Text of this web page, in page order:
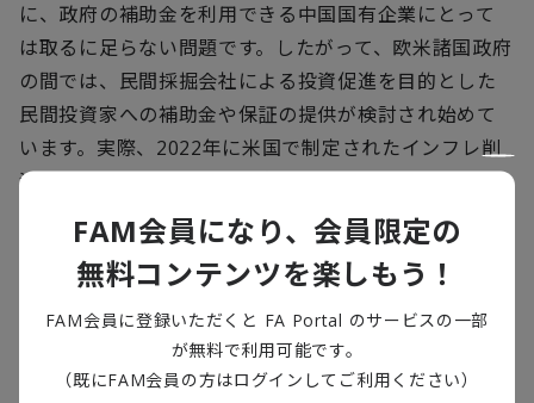
に、政府の補助金を利用できる中国国有企業にとって
は取るに足らない問題です。したがって、欧米諸国政府
の間では、民間採掘会社による投資促進を目的とした
民間投資家への補助金や保証の提供が検討され始めて
います。実際、2022年に米国で制定されたインフレ削
減法はこの問題への対抗を意図しています。
近年の鉱物資源への投資は好調で、IEAビロル事務局長
は「主要鉱物資源の入手可能性に対する懸念は2年前よ
り後退している」と述べていますが、2022年において
中国企業の鉱物資源投資が倍増したのに対し、主要な
民間企業の投資は約25%しか増えていません。
FAM会員になり、会員限定の
無料コンテンツを楽しもう！
FAM会員に登録いただくと FA Portal のサービスの一部
が無料で利用可能です。
（既にFAM会員の方はログインしてご利用ください）